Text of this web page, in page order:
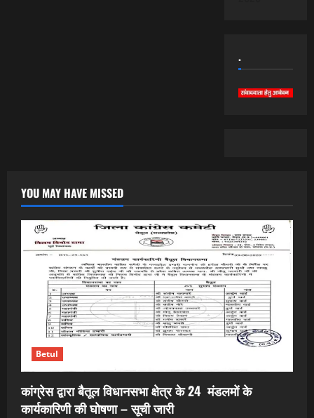
.
YOU MAY HAVE MISSED
Betul
कांग्रेस द्वारा बैतूल विधानसभा क्षेत्र के 24 मंडलमों के
कार्यकारिणी की घोषणा – सूची जारी